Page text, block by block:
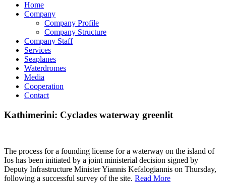
Home
Company
Company Profile
Company Structure
Company Staff
Services
Seaplanes
Waterdromes
Media
Cooperation
Contact
Kathimerini: Cyclades waterway greenlit
The process for a founding license for a waterway on the island of
Ios has been initiated by a joint ministerial decision signed by
Deputy Infrastructure Minister Yiannis Kefalogiannis on Thursday,
following a successful survey of the site. Read More